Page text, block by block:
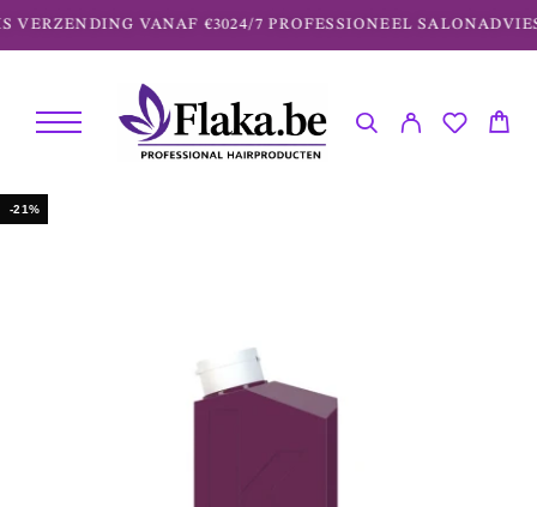
VERZENDING VANAF €3024/7 PROFESSIONEEL SALONADVIES
-21%